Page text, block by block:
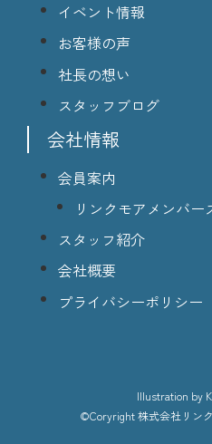
イベント情報
お客様の声
社長の想い
スタッフブログ
会社情報
会員案内
リンクモアメンバ
スタッフ紹介
会社概要
プライバシーポリシー
lllustration by
©Coryright 株式会社リン